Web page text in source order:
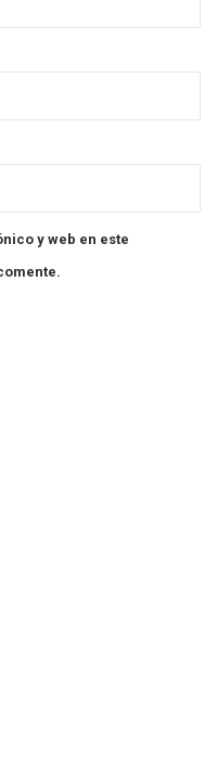
y web en este